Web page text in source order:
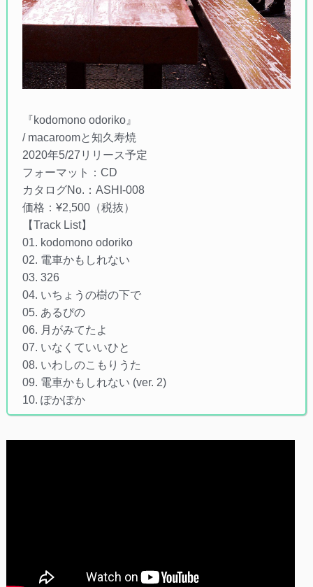
『kodomono odoriko』
/ macaroomと知久寿焼
2020年5/27リリース予定
フォーマット：CD
カタログNo.：ASHI-008
価格：¥2,500（税抜）
【Track List】
01. kodomono odoriko
02. 電車かもしれない
03. 326
04. いちょうの樹の下で
05. あるぴの
06. 月がみてたよ
07. いなくていいひと
08. いわしのこもりうた
09. 電車かもしれない (ver. 2)
10. ぽかぽか